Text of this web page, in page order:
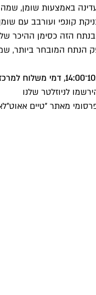
באמצעות שומן,
קונפי ועורבב עם
הזה כסימן ההיכר
המובחר ביותר,
לניוזלטר שלנו
מאתר ״טיים אאוט״